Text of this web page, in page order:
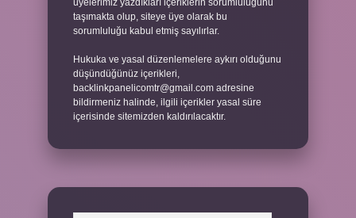
üyelerimiz yazdıkları içeriklerin sorumluluğunu
taşımakta olup, siteye üye olarak bu
sorumluluğu kabul etmiş sayılırlar.
Hukuka ve yasal düzenlemelere aykırı olduğunu
düşündüğünüz içerikleri,
backlinkpanelicomtr@gmail.com adresine
bildirmeniz halinde, ilgili içerikler yasal süre
içerisinde sitemizden kaldırılacaktır.